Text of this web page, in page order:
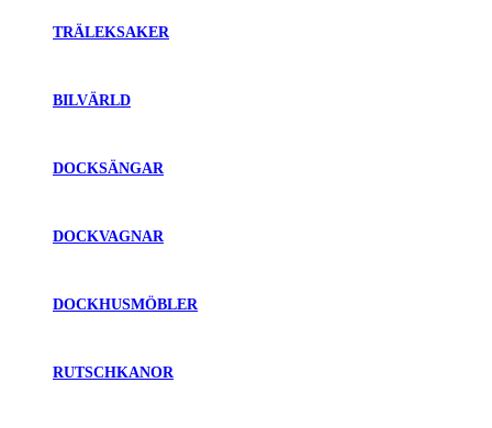
TRÄLEKSAKER
BILVÄRLD
DOCKSÄNGAR
DOCKVAGNAR
DOCKHUSMÖBLER
RUTSCHKANOR